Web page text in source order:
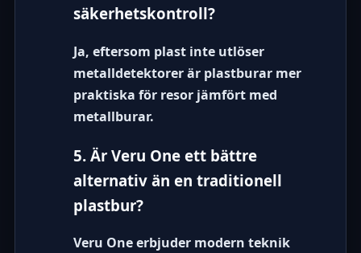
säkerhetskontroll?
Ja, eftersom plast inte utlöser
metalldetektorer är plastburar mer
praktiska för resor jämfört med
metallburar.
5. Är Veru One ett bättre
alternativ än en traditionell
plastbur?
Veru One erbjuder modern teknik